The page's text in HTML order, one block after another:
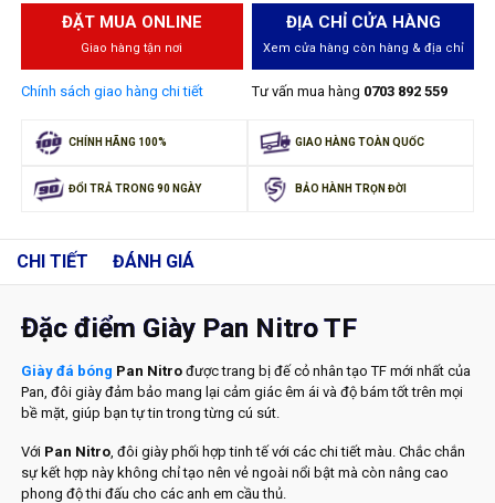
ĐẶT MUA ONLINE
Giao hàng tận nơi
Chính sách giao hàng chi tiết
ĐỊA CHỈ CỬA HÀNG
Xem cửa hàng còn hàng & địa chỉ
Tư vấn mua hàng 0703 892 559
CHÍNH HÃNG 100% GIAO HÀNG TOÀN QUỐC
ĐỔI TRẢ TRONG 90 NGÀY BẢO HÀNH TRỌN ĐỜI
CHI TIẾT ĐÁNH GIÁ
Đặc điểm Giày Pan Nitro TF
Giày đá bóng Pan Nitro được trang bị đế cỏ nhân tạo TF mới nhất của
Pan, đôi giày đảm bảo mang lại cảm giác êm ái và độ bám tốt trên mọi
bề mặt, giúp bạn tự tin trong từng cú sút.
️Với Pan Nitro, đôi giày phối hợp tinh tế với các chi tiết màu. Chắc chắn
sự kết hợp này không chỉ tạo nên vẻ ngoài nổi bật mà còn nâng cao
phong độ thi đấu cho các anh em cầu thủ.